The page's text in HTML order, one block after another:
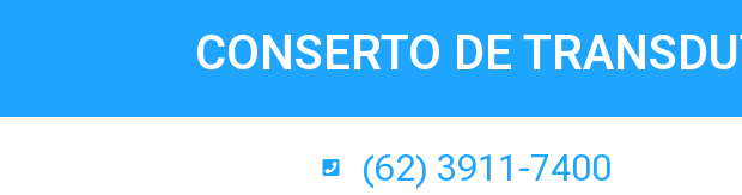
CONSERTO DE
(62) 3911-7400